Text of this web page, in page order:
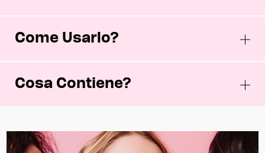
Come Usarlo?
Cosa Contiene?